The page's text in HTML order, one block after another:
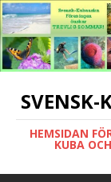
SVENSK-
HEMSIDAN
KUBA